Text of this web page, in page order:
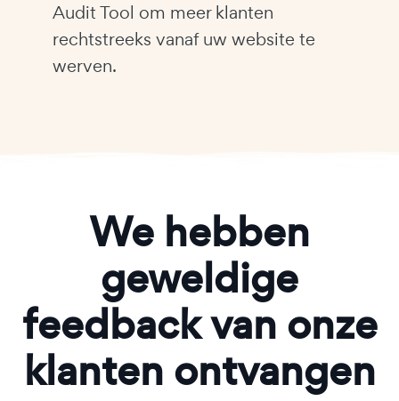
Audit Tool om meer klanten
rechtstreeks vanaf uw website te
werven.
We hebben
geweldige
feedback van onze
klanten ontvangen